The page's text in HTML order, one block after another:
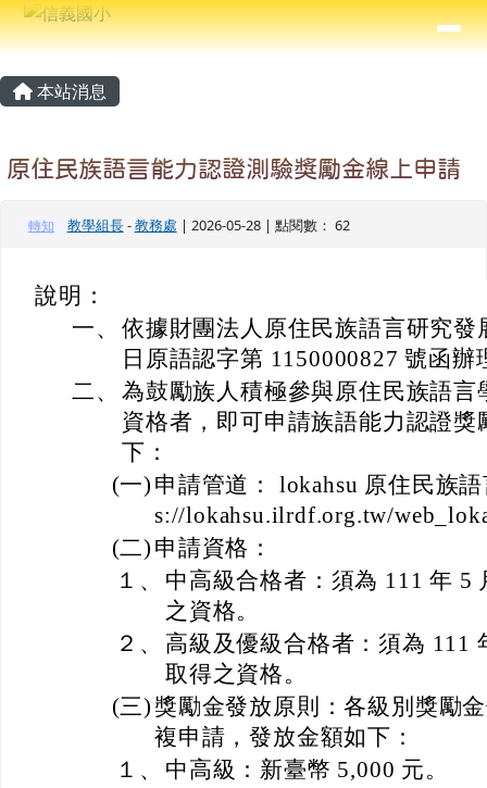
跳至主內容區
信義國小
⏸
導覽列
主內容區域
本站消息
原住民族語言能力認證測驗獎勵金線上申請
轉知 教學組長-教務處 | 2026-05-28 | 點閱數： 62
說明：
一、 依據財團法人原住民族語言研究發
日原語認字第 1150000827 號函辦
二、 為鼓勵族人積極參與原住民族語
資格者，即可申請族語能力認證
下：
(一) 申請管道： lokahsu 原住民族
s://lokahsu.ilrdf.org.tw/
(二) 申請資格：
１、
中高級合格者：須為 111 年 5
之資格。
２、
高級及優級合格者：須為 111
取得之資格。
(三) 獎勵金發放原則：各級別獎勵
複申請，發放金額如下：
１、
中高級：新臺幣 5,000 元。
頁尾區域